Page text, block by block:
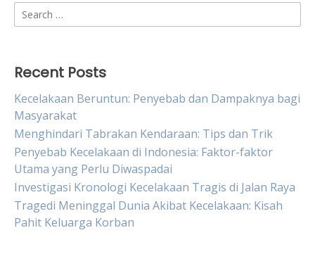
Search
for:
Recent Posts
Kecelakaan Beruntun: Penyebab dan Dampaknya bagi
Masyarakat
Menghindari Tabrakan Kendaraan: Tips dan Trik
Penyebab Kecelakaan di Indonesia: Faktor-faktor
Utama yang Perlu Diwaspadai
Investigasi Kronologi Kecelakaan Tragis di Jalan Raya
Tragedi Meninggal Dunia Akibat Kecelakaan: Kisah
Pahit Keluarga Korban